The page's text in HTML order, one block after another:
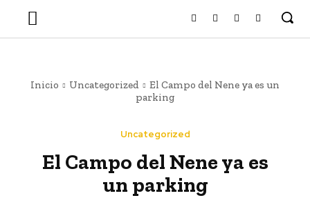
Inicio Uncategorized
El Campo del Nene ya es un
parking
Uncategorized
El Campo del Nene ya es
un parking